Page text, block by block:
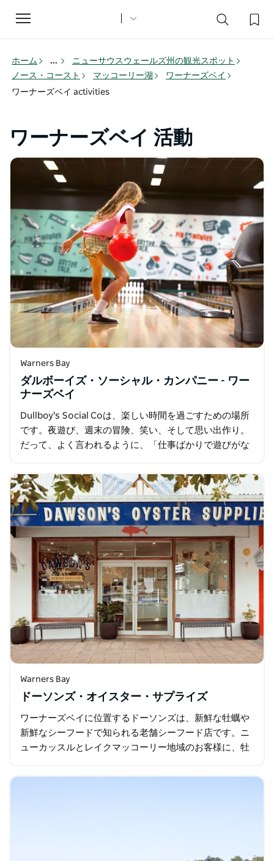
Toggle
navigation
ホーム ...
ニューサウスウェールズ州の観光スポット
ノース・コースト
マッコーリー湖
ワーナーズベイ
ワーナーズベイ activities
ワーナーズベイ 活動
Warners Bay
ダルボーイズ・ソーシャル・カンパニー - ワー
ナーズベイ
Dullboy's Social Coは、楽しい時間を過ごすための場所
です。夜遊び、週末の冒険、笑い、そして思い出作り。
だって、よく言われるように、「仕事ばかりで遊びがな
日々の喧騒から逃れて…
Warners Bay
ドーソンズ・オイスター・サプライズ
ワーナーズベイに位置するドーソンズは、新鮮な牡蠣や
新鮮なシーフードで知られる老舗シーフード店です。ニ
ューカッスルとレイクマッコーリー地域のお客様に、牡
付け合わせなど…